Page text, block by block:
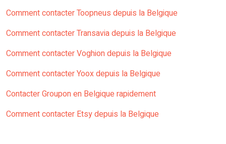
Comment contacter Toopneus depuis la Belgique
Comment contacter Transavia depuis la Belgique
Comment contacter Voghion depuis la Belgique
Comment contacter Yoox depuis la Belgique
Contacter Groupon en Belgique rapidement
Comment contacter Etsy depuis la Belgique